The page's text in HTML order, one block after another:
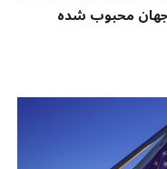
محبوب شده